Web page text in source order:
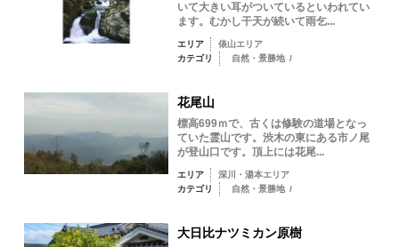
いて大きい耳がついているといわれてい
ます。むかし干天が続いて雨乞...
エリア
俵山エリア
カテゴリ
自然・景勝地 /
花尾山
標高699ｍで、古くは修験の道場となっ
ていた霊山です。渋木の東にある市ノ尾
が登山口です。頂上には花尾...
エリア
深川・湯本エリア
カテゴリ
自然・景勝地 /
大日比ナツミカン原樹